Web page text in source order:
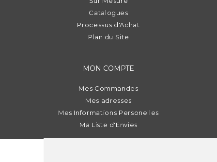
Catalogues
Processus d'Achat
Plan du Site
MON COMPTE
Mes Commandes
Mes adresses
Mes Informations Personelles
Ma Liste d'Envies